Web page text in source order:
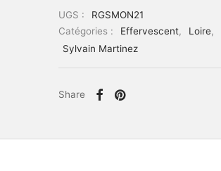
UGS :
RGSMON21
Catégories :
Effervescent, Loire,
Sylvain Martinez
Share